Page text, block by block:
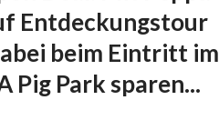
Entdeckungstour
beim Eintritt im
Pig Park sparen...